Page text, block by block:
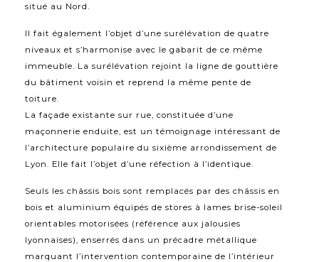
situé au Nord.
Il fait également l’objet d’une surélévation de quatre
niveaux et s’harmonise avec le gabarit de ce même
immeuble. La surélévation rejoint la ligne de gouttière
du bâtiment voisin et reprend la même pente de
toiture.
La façade existante sur rue, constituée d’une
maçonnerie enduite, est un témoignage intéressant de
l’architecture populaire du sixième arrondissement de
Lyon. Elle fait l’objet d’une réfection à l’identique.
Seuls les châssis bois sont remplacés par des châssis en
bois et aluminium équipés de stores à lames brise-soleil
orientables motorisées (référence aux jalousies
lyonnaises), enserrés dans un précadre métallique
marquant l’intervention contemporaine de l’intérieur